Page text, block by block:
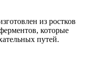
из ростков
которые
путей.